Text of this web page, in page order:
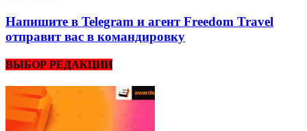
Напишите в Telegram и агент Freedom Travel
отправит вас в командировку
ВЫБОР РЕДАКЦИИ